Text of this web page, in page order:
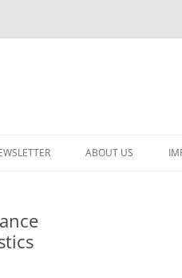
LECTURERS &
LECTURERS &
ABOUT US